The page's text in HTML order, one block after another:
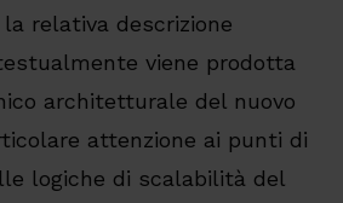
relativa descrizione
viene prodotta
architetturale del nuovo
attenzione ai punti di
logiche di scalabilità del